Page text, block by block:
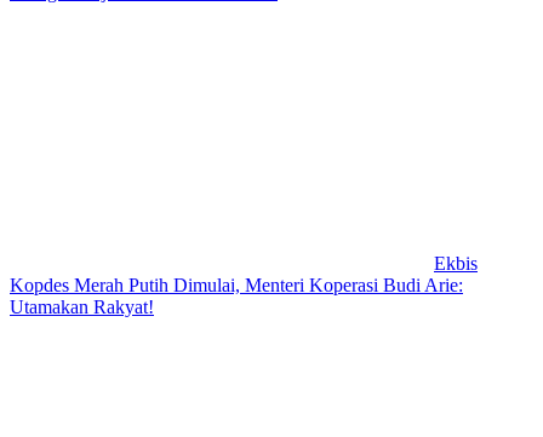
Ekbis
Kopdes Merah Putih Dimulai, Menteri Koperasi Budi Arie:
Utamakan Rakyat!